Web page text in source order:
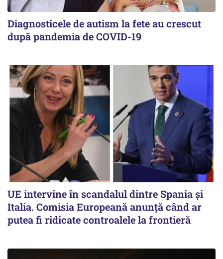
Diagnosticele de autism la fete au crescut
după pandemia de COVID-19
UE intervine în scandalul dintre Spania și
Italia. Comisia Europeană anunță când ar
putea fi ridicate controalele la frontieră